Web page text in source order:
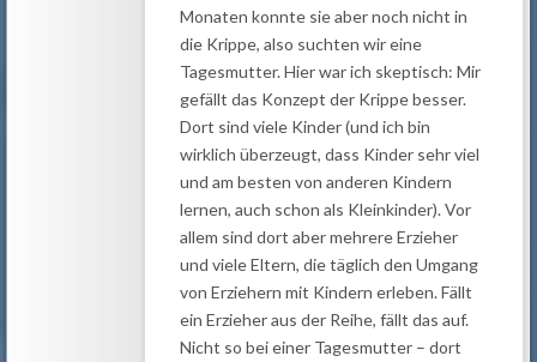
Monaten konnte sie aber noch nicht in
die Krippe, also suchten wir eine
Tagesmutter. Hier war ich skeptisch: Mir
gefällt das Konzept der Krippe besser.
Dort sind viele Kinder (und ich bin
wirklich überzeugt, dass Kinder sehr viel
und am besten von anderen Kindern
lernen, auch schon als Kleinkinder). Vor
allem sind dort aber mehrere Erzieher
und viele Eltern, die täglich den Umgang
von Erziehern mit Kindern erleben. Fällt
ein Erzieher aus der Reihe, fällt das auf.
Nicht so bei einer Tagesmutter – dort